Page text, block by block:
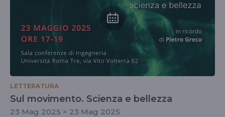
LETTERATURA
Sul movimento. Scienza e bellezza
23 Mag 2025 > 23 Mag 2025